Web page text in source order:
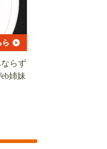
ならず
姉妹